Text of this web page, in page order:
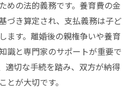
めの法的義務です。養育費の金
づき算定され、支払義務は子ど
ます。離婚後の親権争いや養育
識と専門家のサポートが重要で
適切な手続を踏み、双方が納得
とが大切です。